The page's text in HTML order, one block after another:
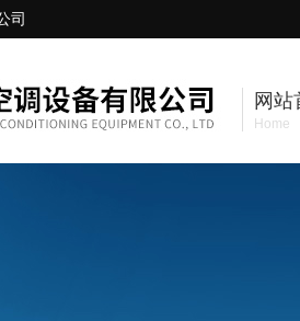
司
网站
Home